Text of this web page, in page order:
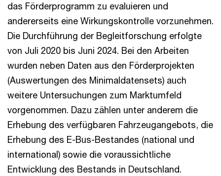
das Förderprogramm zu evaluieren und
andererseits eine Wirkungskontrolle vorzunehmen.
Die Durchführung der Begleitforschung erfolgte
von Juli 2020 bis Juni 2024. Bei den Arbeiten
wurden neben Daten aus den Förderprojekten
(Auswertungen des Minimaldatensets) auch
weitere Untersuchungen zum Marktumfeld
vorgenommen. Dazu zählen unter anderem die
Erhebung des verfügbaren Fahrzeugangebots, die
Erhebung des E-Bus-Bestandes (national und
international) sowie die voraussichtliche
Entwicklung des Bestands in Deutschland.